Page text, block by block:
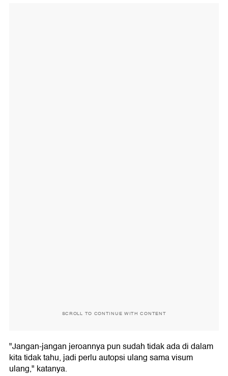
SCROLL TO CONTINUE WITH CONTENT
"Jangan-jangan jeroannya pun sudah tidak ada di dalam
kita tidak tahu, jadi perlu autopsi ulang sama visum
ulang," katanya.